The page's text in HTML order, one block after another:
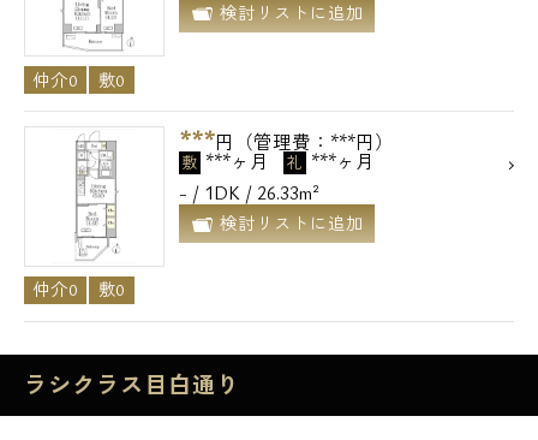
検討リストに追加
仲介0 敷0
***円（管理費：***円）
敷 ***ヶ月 礼 ***ヶ月
- / 1DK / 26.33m²
検討リストに追加
仲介0 敷0
ラシクラス目白通り